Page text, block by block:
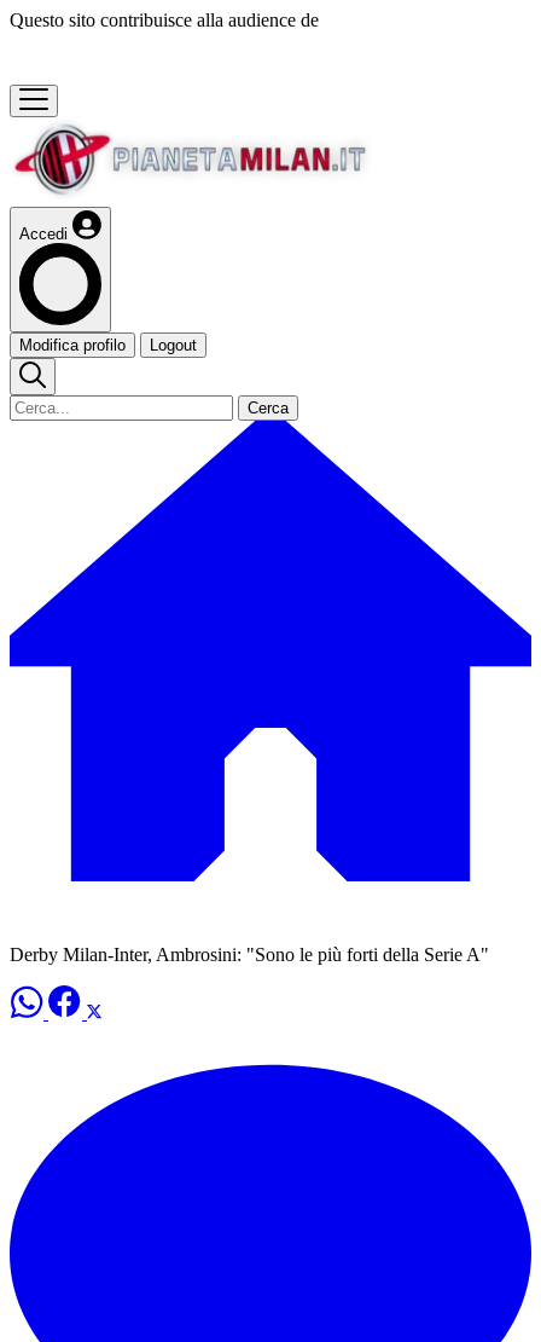
Questo sito contribuisce alla audience de
Accedi
Modifica profilo Logout
Cerca
Derby Milan-Inter, Ambrosini: "Sono le più forti della Serie A"